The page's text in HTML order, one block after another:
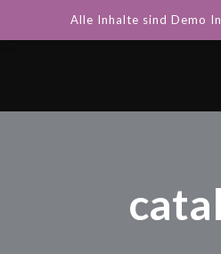
Alle Inhalte sind Demo